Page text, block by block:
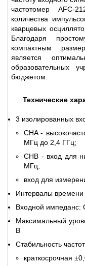
частотомер AFC-
количества
кварцевых
Благодаря
компактным
является
образовательных
бюджетом.
Технические
3 изолированных
CHA -
МГц до 2,4 ГГц;
CHB - вход для
МГц;
вход для
Интервалы времени
Входной
Максимальный
В
Стабильность
краткосрочная